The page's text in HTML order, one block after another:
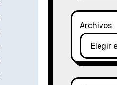
Archivos